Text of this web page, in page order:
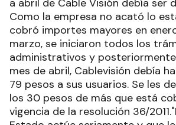
a abril de Cable Visión debía ser
Como la empresa no acató lo
cobró importes mayores en
marzo, se iniciaron todos los
administrativos y posteriormente
mes de abril, Cablevisión debía
79 pesos a sus usuarios. Se les
los 30 pesos de más que está
vigencia de la resolución 36/